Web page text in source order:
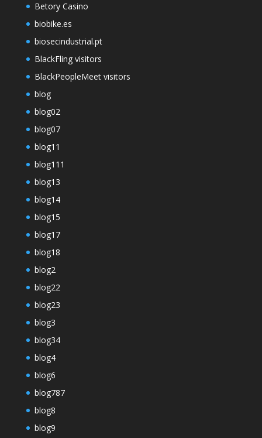
Betory Casino
biobike.es
biosecindustrial.pt
BlackFling visitors
BlackPeopleMeet visitors
blog
blog02
blog07
blog11
blog111
blog13
blog14
blog15
blog17
blog18
blog2
blog22
blog23
blog3
blog34
blog4
blog6
blog787
blog8
blog9